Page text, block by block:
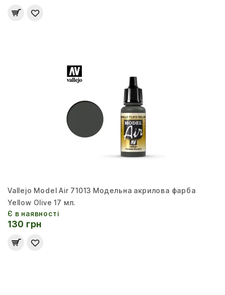
Vallejo Model Air 71013 Модельна акрилова фарба
Yellow Olive 17 мл.
Є в наявності
130 грн